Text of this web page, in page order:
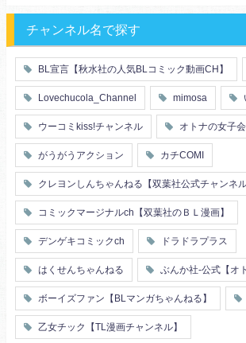
エリート・ハイスぺ
芸能人
王子様
ヤンキー・不良
人外
富豪
同期
店長・店員
先生
幼馴染
漫画家・作
ヤンキー
セフレ
初体験
調教
花嫁
義兄弟姉
初恋
スーツ
片思い
短編
人妻
主従関係
婚約者
不器用
秘密の関係
ol
甘エロ
フェチ
メイド
恋人
泥酔
絶倫
複数プレイ
催眠
友情・仲間
浴衣・和服
チャンネル名で探す
BL宣言【秋水社の人気BLコミック動画CH】
Lovechucola_Channel mimosa
ウーコミkiss!チャンネル オトナの女子会
がうがうアクション カチCOMI
クレヨンしんちゃんねる【双葉社公式チャンネル
コミックマージナルch【双葉社のＢＬ漫画】
デンゲキコミックch ドラドラプラス
はくせんちゃんねる ぶんか社-公式【オ
ボーイズファン【BLマンガちゃんねる】
乙女チック【TL漫画チャンネル】